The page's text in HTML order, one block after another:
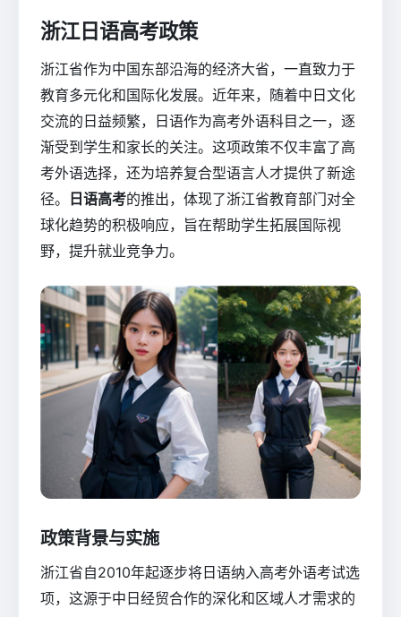
浙江日语高考政策
浙江省作为中国东部沿海的经济大省，一直致力于
教育多元化和国际化发展。近年来，随着中日文化
交流的日益频繁，日语作为高考外语科目之一，逐
渐受到学生和家长的关注。这项政策不仅丰富了高
考外语选择，还为培养复合型语言人才提供了新途
径。
日语高考的推出，体现了浙江省教育部门对全
球化趋势的积极响应，旨在帮助学生拓展国际视
野，提升就业竞争力。
政策背景与实施
浙江省自2010年起逐步将日语纳入高考外语考试选
项，这源于中日经贸合作的深化和区域人才需求的